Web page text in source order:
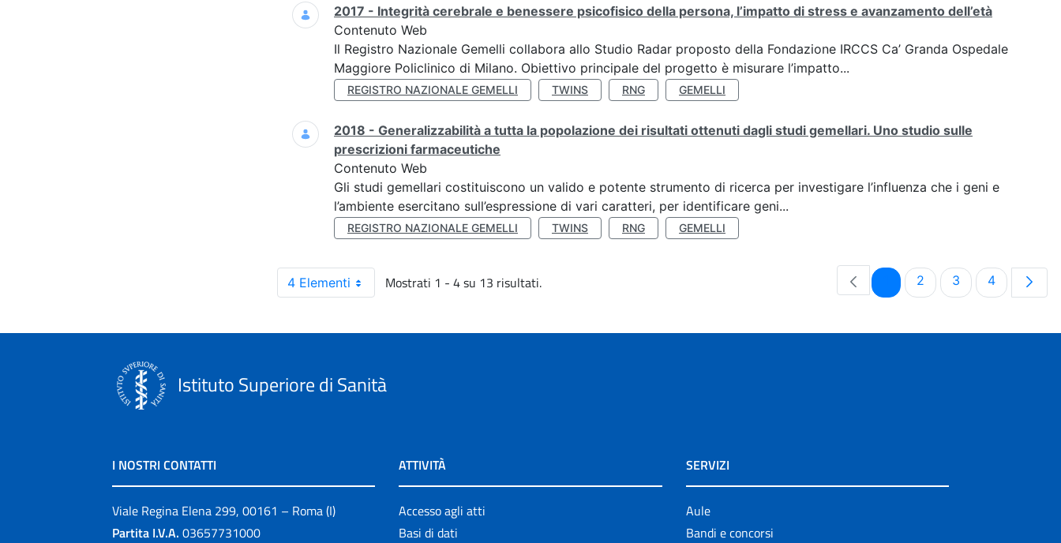
2017 - Integrità cerebrale e benessere psicofisico della persona, l’impatto di stress e avanzamento dell’età
Contenuto Web
Il Registro Nazionale Gemelli collabora allo Studio Radar proposto della Fondazione IRCCS Ca’ Granda Ospedale
Maggiore Policlinico di Milano. Obiettivo principale del progetto è misurare l’impatto...
REGISTRO NAZIONALE GEMELLI TWINS RNG GEMELLI
2018 - Generalizzabilità a tutta la popolazione dei risultati ottenuti dagli studi gemellari. Uno studio sulle
prescrizioni farmaceutiche
Contenuto Web
Gli studi gemellari costituiscono un valido e potente strumento di ricerca per investigare l’influenza che i geni e
l’ambiente esercitano sull’espressione di vari caratteri, per identificare geni...
REGISTRO NAZIONALE GEMELLI TWINS RNG GEMELLI
4 Elementi Mostrati 1 - 4 su 13 risultati. PaginaPagina
2 Pagina
3 Pagina
4
Istituto Superiore di Sanità
I NOSTRI CONTATTI
Viale Regina Elena 299, 00161 – Roma (I)
Partita I.V.A. 03657731000
ATTIVITÀ
Accesso agli atti
Basi di dati
SERVIZI
Aule
Bandi e concorsi